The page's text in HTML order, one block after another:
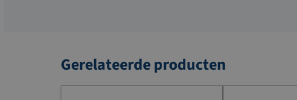
Gerelateerde producten